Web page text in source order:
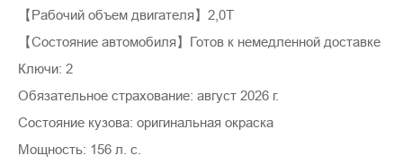
【Рабочий объем двигателя】2,0T
【Состояние автомобиля】Готов к немедленной доставке
Ключи: 2
Обязательное страхование: август 2026 г.
Состояние кузова: оригинальная окраска
Мощность: 156 л. с.